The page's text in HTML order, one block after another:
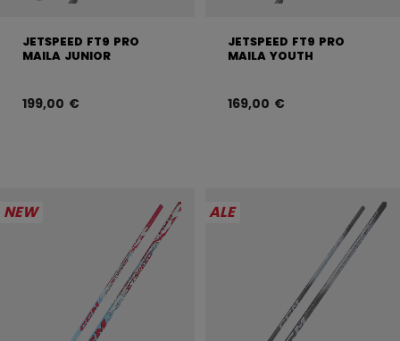
JETSPEED FT9 PRO
MAILA JUNIOR
199,00 €
JETSPEED FT9 PRO
MAILA YOUTH
169,00 €
NEW ALE